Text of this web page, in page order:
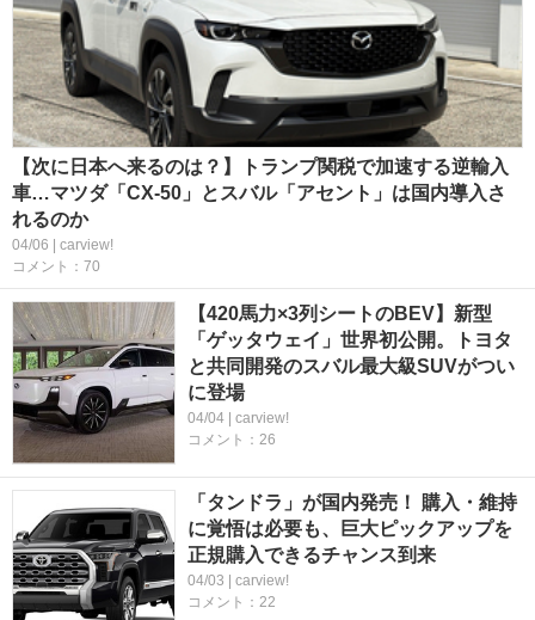
【次に日本へ来るのは？】トランプ関税で加速する逆輸入
車…マツダ「CX-50」とスバル「アセント」は国内導入さ
れるのか
04/06 | carview!
コメント：70
【420馬力×3列シートのBEV】新型
「ゲッタウェイ」世界初公開。トヨタ
と共同開発のスバル最大級SUVがつい
に登場
04/04 | carview!
コメント：26
「タンドラ」が国内発売！ 購入・維持
に覚悟は必要も、巨大ピックアップを
正規購入できるチャンス到来
04/03 | carview!
コメント：22